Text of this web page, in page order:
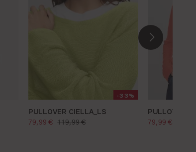
-33%
PULLOVER CIELLA_LS
verkaufspreis:
79,99 € regulärer preis:
119,99 €
PULLOVER
79,99 €